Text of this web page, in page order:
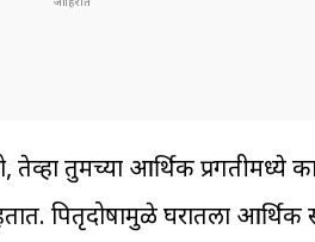
तेव्हा तुमच्या आर्थिक
घरातला आर्थिक